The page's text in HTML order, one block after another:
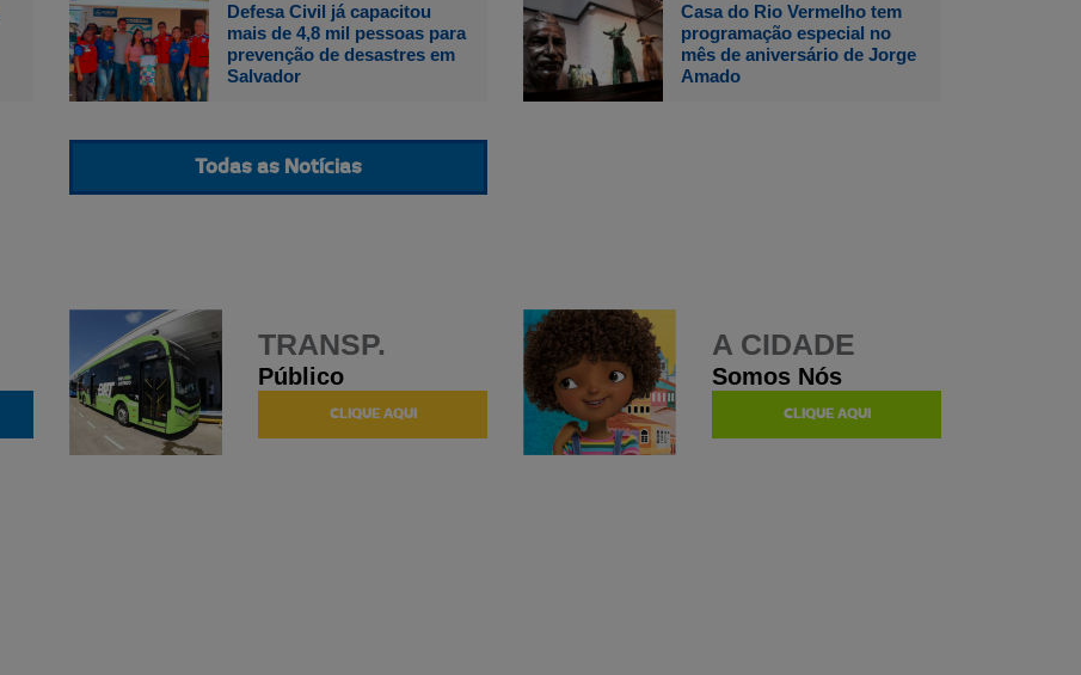
Defesa Civil já capacitou
mais de 4,8 mil pessoas para
prevenção de desastres em
Salvador
Casa do Rio Vermelho tem
programação especial no
mês de aniversário de Jorge
Amado
Todas as Notícias
TRANSP.
Público
CLIQUE AQUI
A CIDADE
Somos Nós
CLIQUE AQUI